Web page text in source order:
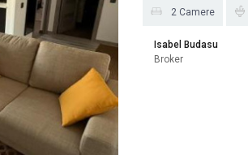
2 Camere
Isabel Budasu
Broker